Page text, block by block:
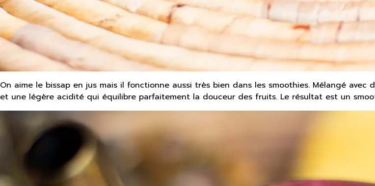
On aime le bissap en jus mais il fonctionne aussi très bien dans les smoothies. Mélangé avec
et une légère acidité qui équilibre parfaitement la douceur des fruits. Le résultat est un